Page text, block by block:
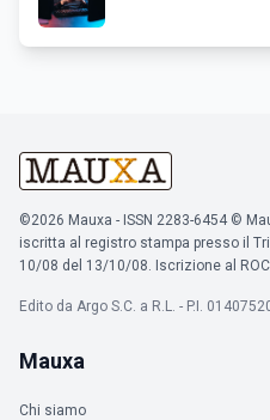
©2026 Mauxa - ISSN 2283-6454 ©
iscritta al registro stampa presso il
10/08 del 13/10/08. Iscrizione al
Edito da Argo S.C. a R.L. - P.I.
Mauxa
Chi siamo